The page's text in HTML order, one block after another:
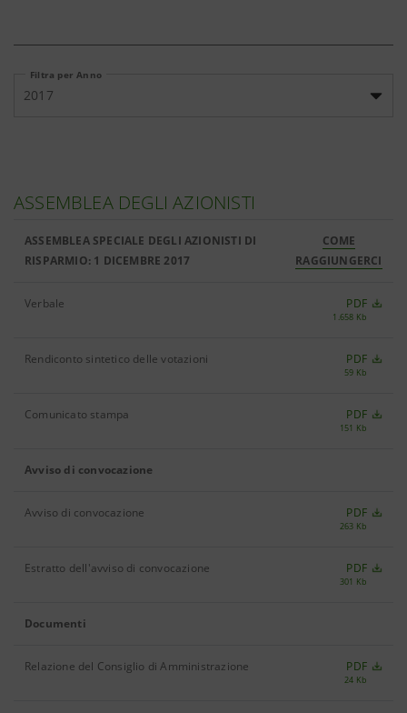
Filtra per Anno
2017
ASSEMBLEA DEGLI AZIONISTI
ASSEMBLEA SPECIALE DEGLI AZIONISTI DI
RISPARMIO: 1 DICEMBRE 2017
COME
RAGGIUNGERCI
Verbale PDF
1.658 Kb
Rendiconto sintetico delle votazioni PDF
59 Kb
Comunicato stampa PDF
151 Kb
Avviso di convocazione
Avviso di convocazione PDF
263 Kb
Estratto dell'avviso di convocazione PDF
301 Kb
Documenti
Relazione del Consiglio di Amministrazione PDF
24 Kb